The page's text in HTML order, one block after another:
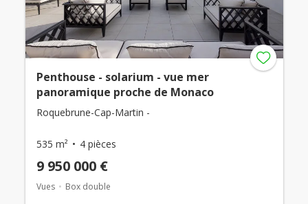
Penthouse - solarium - vue mer
panoramique proche de Monaco
Roquebrune-Cap-Martin -
535 m² 4 pièces
9 950 000 €
Vues Box double